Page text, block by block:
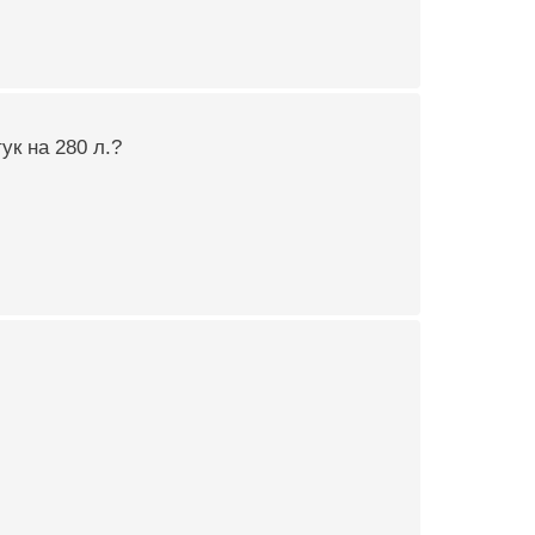
на 280 л.?